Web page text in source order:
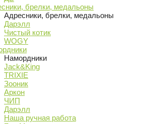
брелки, медальоны
Адресники, брелки, медальоны
Дарэлл
Чистый котик
WOGY
Намордники
Jack&King
TRIXIE
Зооник
Аркон
ЧИП
Дарэлл
Наша ручная работа